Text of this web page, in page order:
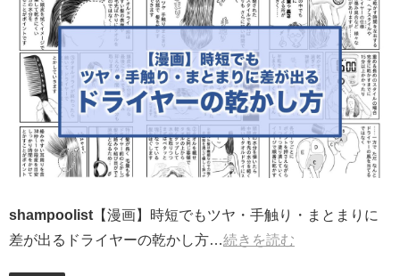
shampoolist 【漫画】時短でもツヤ・手触り・まとまりに
差が出るドライヤーの乾かし方…続きを読む